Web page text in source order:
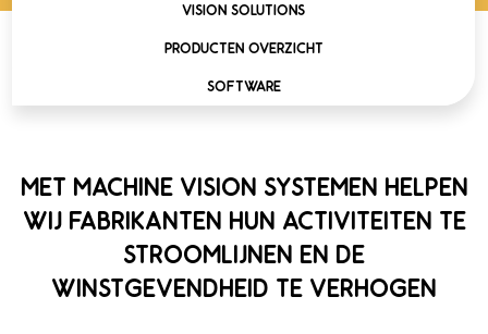
VISION SOLUTIONS
PRODUCTEN OVERZICHT
SOFTWARE
MET MACHINE VISION SYSTEMEN HELPEN
WIJ FABRIKANTEN HUN ACTIVITEITEN TE
STROOMLIJNEN EN DE
WINSTGEVENDHEID TE VERHOGEN